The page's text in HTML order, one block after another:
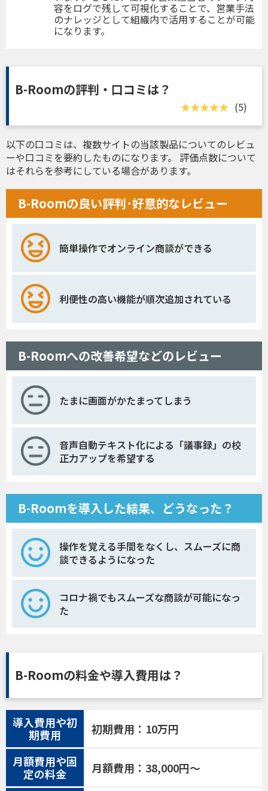
容をログで残して可視化することで、営業手法
のナレッジとして組織内で活用することが可能
になります。
B-Roomの評判・口コミは？
(5)
以下の口コミは、複数サイトの当該製品についてのレビュ
ーや口コミを要約したものになります。 評価点数について
はそれらを参考にしている場合があります。
B-Roomの良い評判･好意的なレビュー
簡単操作でオンライン商談ができる
利便性の高い機能が順次追加されている
B-Roomへの改善希望などのレビュー
たまに画面がかたまってしまう
音声自動テキスト化による「議事録」の校
正力アップを希望する
B-Roomを導入した結果、どうなった？
操作を覚える手間をなくし、スムーズに商
談できるようになった
コロナ禍でもスムーズな商談が可能になっ
た
B-Roomの料金や導入費用は？
導入費用や初
期費用
初期費用：10万円
月額費用や固
定の料金
月額費用：38,000円〜